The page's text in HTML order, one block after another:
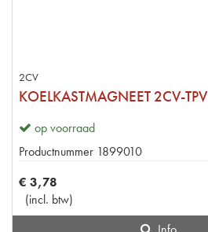
2CV
KOELKASTMAGNEET 2CV-TPV
op voorraad
Productnummer 1899010
€ 3,78
(incl. btw)